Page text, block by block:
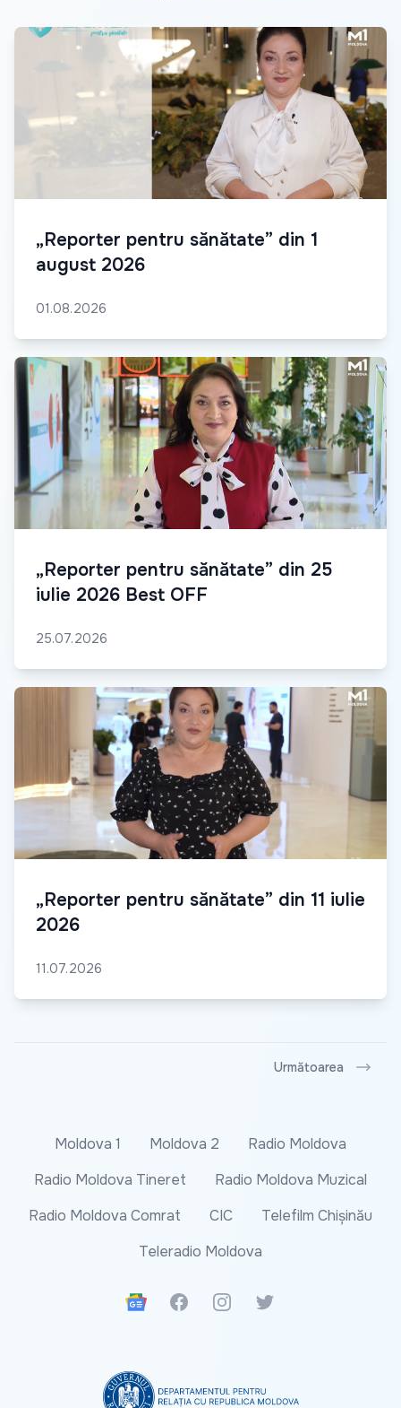
„Reporter pentru sănătate” din 1
august 2026
01.08.2026
„Reporter pentru sănătate” din 25
iulie 2026 Best OFF
25.07.2026
„Reporter pentru sănătate” din 11 iulie
2026
11.07.2026
Următoarea
Moldova 1 Moldova 2
Radio Moldova
Radio Moldova Tineret
Radio Moldova Muzical
Radio Moldova Comrat
CIC
Telefilm Chișinău
Teleradio Moldova
Google News
FacebookInstagramTwitter